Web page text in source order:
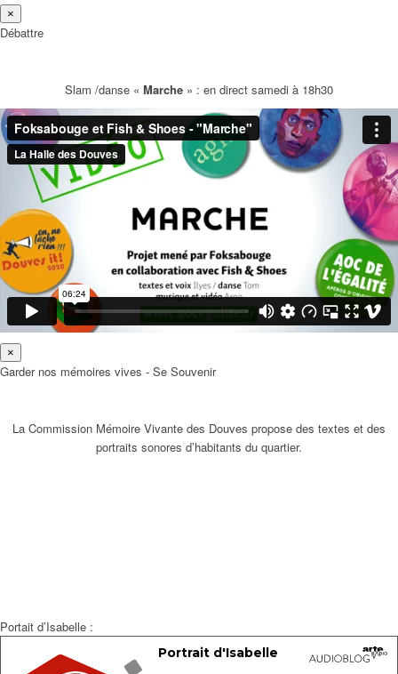
×
Débattre
Slam /danse « Marche » : en direct samedi à 18h30
×
Garder nos mémoires vives - Se Souvenir
La Commission Mémoire Vivante des Douves propose des textes et des
portraits sonores d’habitants du quartier.
Portait d’Isabelle :